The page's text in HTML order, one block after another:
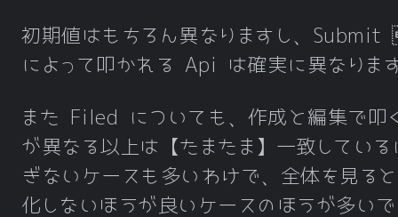
初期値はもちろん異なりますし、
によって叩かれる Api は確実に異なりま
また Filed についても、作成と編集で叩
が異なる以上は【たまたま】一致している
ぎないケースも多いわけで、全体を見る
化しないほうが良いケースのほうが多い